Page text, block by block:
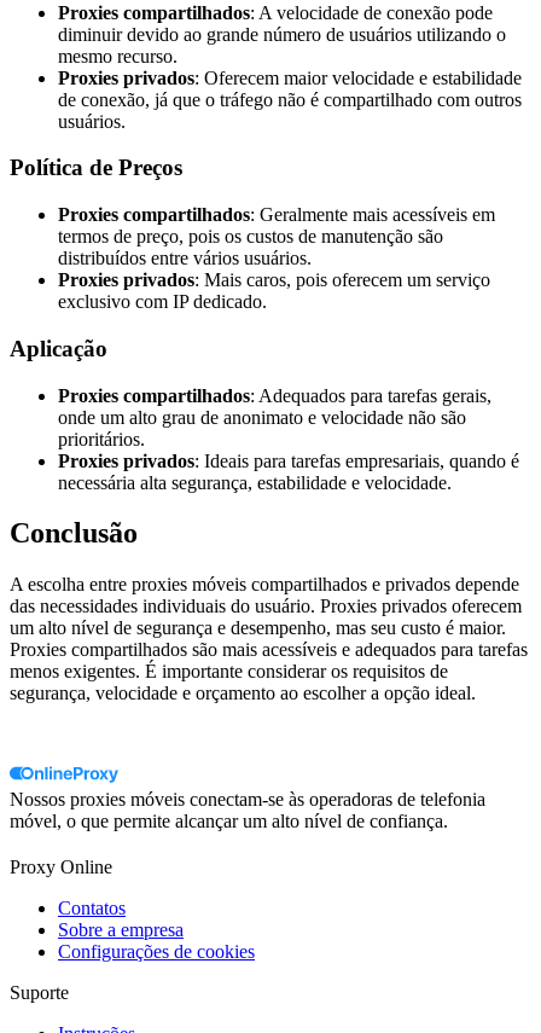
Proxies compartilhados: A velocidade de conexão pode
diminuir devido ao grande número de usuários utilizando o
mesmo recurso.
Proxies privados: Oferecem maior velocidade e estabilidade
de conexão, já que o tráfego não é compartilhado com outros
usuários.
Política de Preços
Proxies compartilhados: Geralmente mais acessíveis em
termos de preço, pois os custos de manutenção são
distribuídos entre vários usuários.
Proxies privados: Mais caros, pois oferecem um serviço
exclusivo com IP dedicado.
Aplicação
Proxies compartilhados: Adequados para tarefas gerais,
onde um alto grau de anonimato e velocidade não são
prioritários.
Proxies privados: Ideais para tarefas empresariais, quando é
necessária alta segurança, estabilidade e velocidade.
Conclusão
A escolha entre proxies móveis compartilhados e privados depende
das necessidades individuais do usuário. Proxies privados oferecem
um alto nível de segurança e desempenho, mas seu custo é maior.
Proxies compartilhados são mais acessíveis e adequados para tarefas
menos exigentes. É importante considerar os requisitos de
segurança, velocidade e orçamento ao escolher a opção ideal.
Nossos proxies móveis conectam-se às operadoras de telefonia
móvel, o que permite alcançar um alto nível de confiança.
Proxy Online
Contatos
Sobre a empresa
Configurações de cookies
Suporte